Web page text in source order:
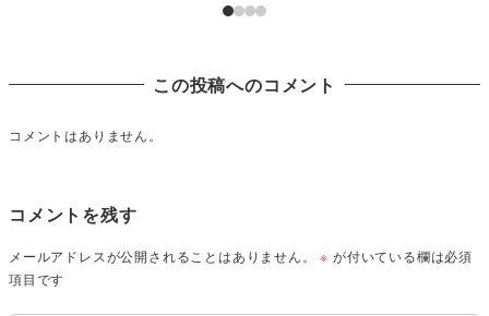
この投稿へのコメント
コメントはありません。
コメントを残す
メールアドレスが公開されることはありません。 ※ が付いている欄は必須
項目です